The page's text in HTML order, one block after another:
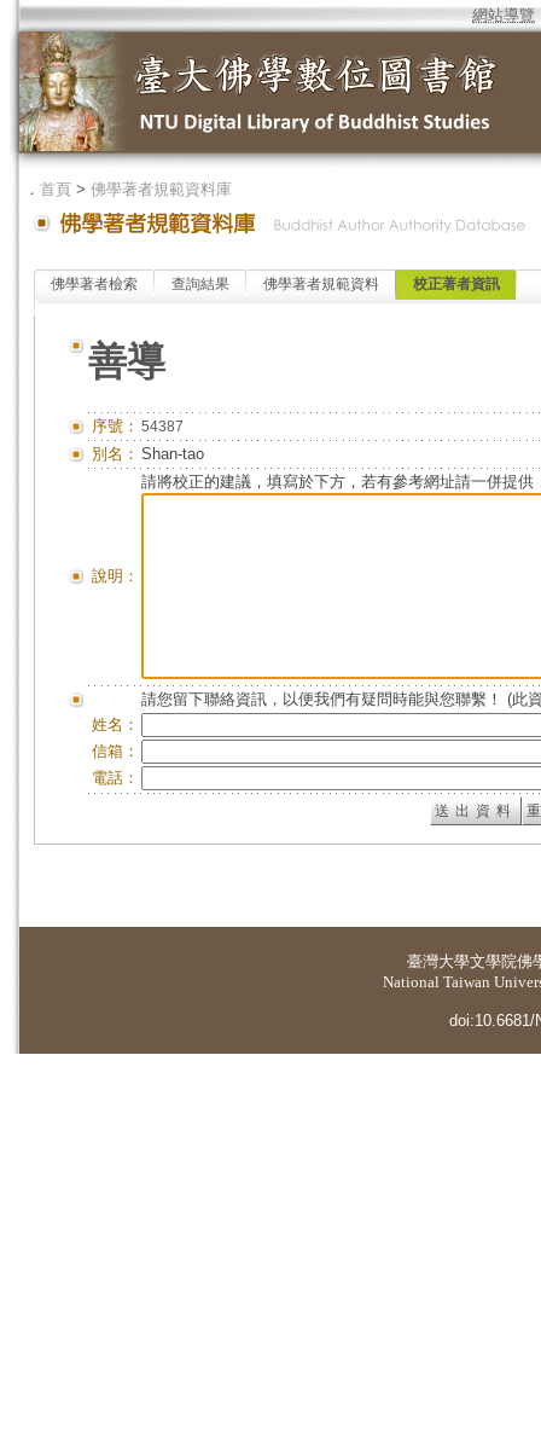
網站導覽
． 首頁 > 佛學著者規範資料庫
佛學著者檢索 查詢結果 佛學著者規範資料 校正著者資訊
善導
序號： 54387
別名： Shan-tao
說明：
請將校正的建議，填寫於下方，若有參考網址請一併提供
請您留下聯絡資訊，以便我們有疑問時能與您聯繫！ (此
姓名：
信箱：
電話：
臺灣大學文學院佛
National Taiwan
doi:10.6681/